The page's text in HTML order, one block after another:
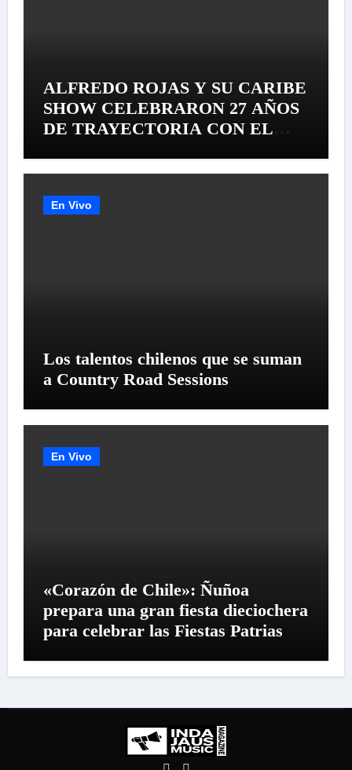
ALFREDO ROJAS Y SU CARIBE
SHOW CELEBRARON 27 AÑOS
DE TRAYECTORIA CON EL
SU «LIVE SESSION #1»
En Vivo
Los talentos chilenos que se suman
a Country Road Sessions
En Vivo
«Corazón de Chile»: Ñuñoa
prepara una gran fiesta dieciochera
para celebrar las Fiestas Patrias